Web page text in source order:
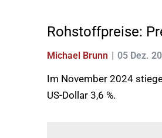
Rohstoffpreise:
Michael Brunn 05 Dez.
Im November 2024
US-Dollar 3,6 %.